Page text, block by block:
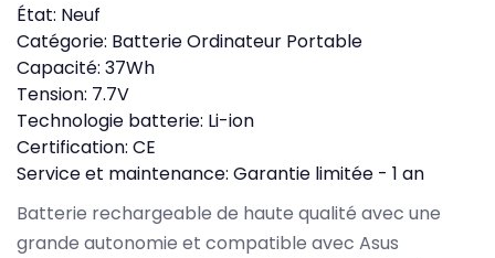
État: Neuf
Catégorie: Batterie Ordinateur Portable
Capacité: 37Wh
Tension: 7.7V
Technologie batterie: Li-ion
Certification: CE
Service et maintenance: Garantie limitée - 1 an
Batterie rechargeable de haute qualité avec une
grande autonomie et compatible avec Asus